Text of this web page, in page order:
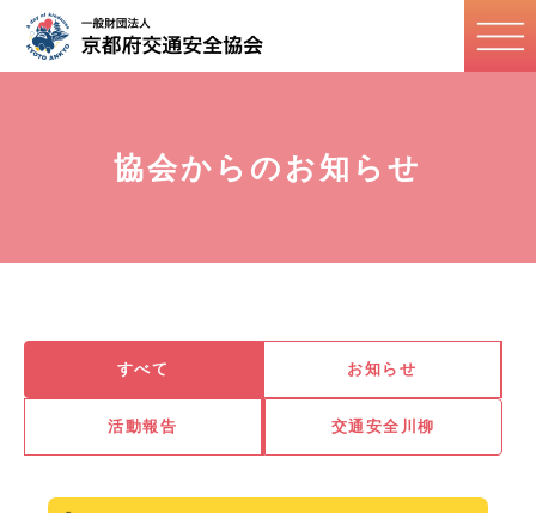
協会からのお知らせ
すべて お知らせ
活動報告 交通安全川柳